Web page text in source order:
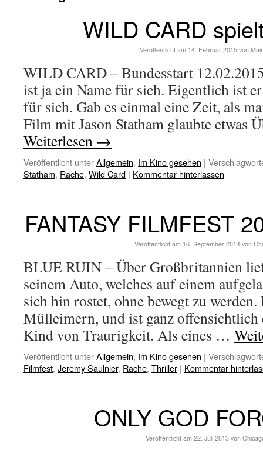
WILD CARD
Veröffentlicht am 14. Februar 2015 von
WILD CARD – Bundesstart
ist ja ein Name für sich. Eigentlich ist
für sich. Gab es einmal eine Zeit, als
Film mit Jason Statham glaubte etwas
Weiterlesen →
Veröffentlicht unterAllgemein, Im Kino gesehen |
Statham, Rache, Wild Card | Kommentar hinterlassen
FANTASY FILMFEST
Veröffentlicht am 16. September 2014 von
BLUE RUIN – Über Großbritannien
seinem Auto, welches auf einem
sich hin rostet, ohne bewegt zu
Mülleimern, und ist ganz offensichtlich
Kind von Traurigkeit. Als eines …
Veröffentlicht unterAllgemein, Im Kino gesehen |
Filmfest, Jeremy Saulnier, Rache, Thriller | Kommentar
ONLY GOD
Veröffentlicht am 22. Juli 2013 von